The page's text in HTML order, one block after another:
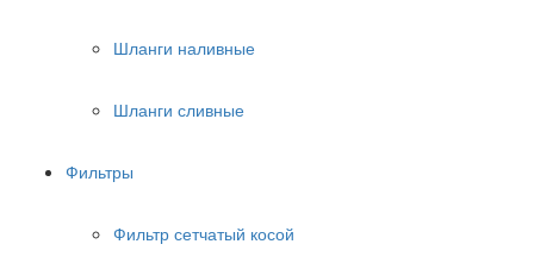
Шланги наливные
Шланги сливные
Фильтры
Фильтр сетчатый косой